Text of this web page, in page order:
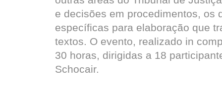
e decisões em procedimentos, os
específicas para elaboração que
textos. O evento, realizado in
30 horas, dirigidas a 18
Schocair.